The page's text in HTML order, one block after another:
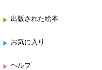
出版された絵本
お気に入り
ヘルプ